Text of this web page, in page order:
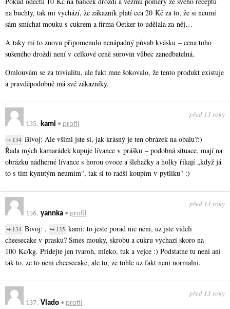
na buchty, tak mi vychází, že zákazník platí cca 20 Kč za to, že si neumí
sám smíchat mouku s cukrem a firma Oetker to udělala za něj…
A taky mi to znovu připomenulo nenápadný půvab kvásku – cena toho
sušeného droždí není v celkové ceně surovin vůbec zanedbatelná.
Omlouvám se za trivialitu, ale fakt mne šokovalo, že tento produkt existuje
a pravděpodobně má své zákazníky.
135. kami • profil
před 13 roky
↪ 134 Bivoj: Ale všiml jste si, jak krásný je ten obrázek na obalu?:)
Řada mých kamarádek kupuje lívance v prášku – podobná situace, mají na
obrázku nádherné lívance s horou ovoce a šlehačky a holky říkají „když já
to s tim kynutým neumím“, tak si to radši koupím v pytlíku" :)
136. yannka • profil
před 13 roky
↪ 134 Bivoj: , ↪ 135 kami: to jeste porad nic neni, uz jste videli
cheesecake v prasku? Smes mouky, skrobu a cukru vychazi skoro na
100 Kc/kg. Pridejte jen tvaroh, mleko, tuk a vejce :) Podstatne tu neni ani
tak to, ze to neni cheesecake, ale to, ze tohle uz fakt neni normalni.
137. Vlado • profil
před 13 roky